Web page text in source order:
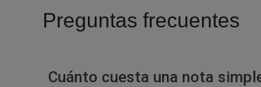
Preguntas frecuentes
Cuánto cuesta una nota